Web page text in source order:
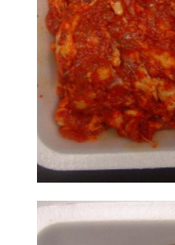
natalio
fernández 10